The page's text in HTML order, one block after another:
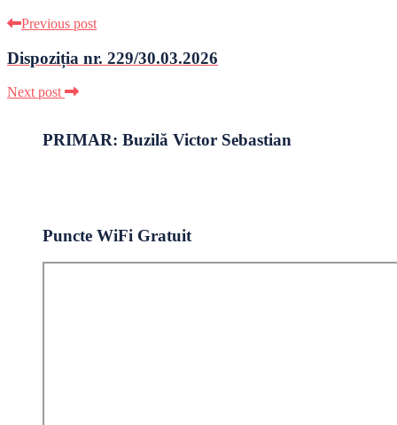
Previous post
Dispoziția nr. 229/30.03.2026
Next post
PRIMAR: Buzilă Victor Sebastian
Puncte WiFi Gratuit